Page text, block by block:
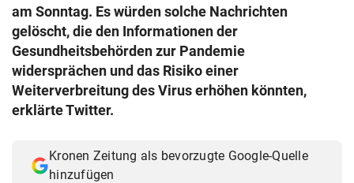
am Sonntag. Es würden solche Nachrichten
gelöscht, die den Informationen der
Gesundheitsbehörden zur Pandemie
widersprächen und das Risiko einer
Weiterverbreitung des Virus erhöhen könnten,
erklärte Twitter.
Kronen Zeitung als bevorzugte Google-Quelle
hinzufügen